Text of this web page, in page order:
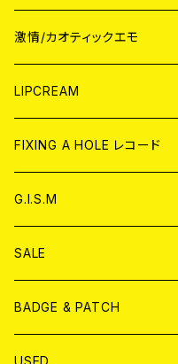
JAPAN
CD
ANALOG
WORLD
CD
ANALOG
激情/カオティックエモ
JAPAN
CD
ANALOG
WORLD
CD
ANALOG
LIPCREAM
CD
アナログ
DVD
T-shirt & WEAR
FIXING A HOLE レコード
G.I.S.M
CD
ANALOG
T-SHIRT & WEAR
SALE
BADGE & PATCH
BADGE
USED